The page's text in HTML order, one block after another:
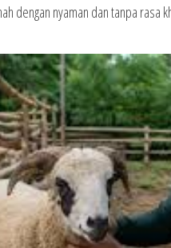
dengan nyaman dan tanpa rasa